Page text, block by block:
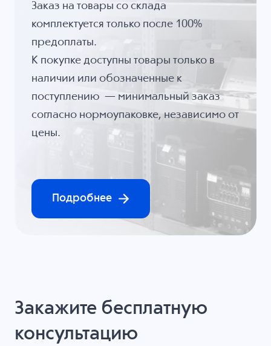
Заказ на товары со склада
комплектуется только после 100%
предоплаты.
К покупке доступны товары только в
наличии или обозначенные к
поступлению — минимальный заказ
согласно нормоупаковке, независимо от
цены.
Подробнее
Закажите бесплатную
консультацию